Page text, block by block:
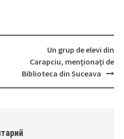
Un grup de elevi din
Carapciu, menţionaţi de
Biblioteca din Suceava